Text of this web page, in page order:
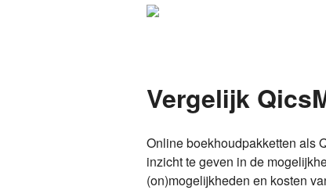
Vergelijk
Online boekhoudpakketten als
inzicht te geven in de
(on)mogelijkheden en kosten